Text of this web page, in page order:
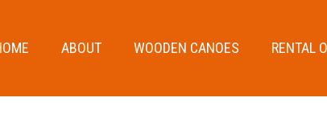
ABOUT WOODEN CANOES RENTAL